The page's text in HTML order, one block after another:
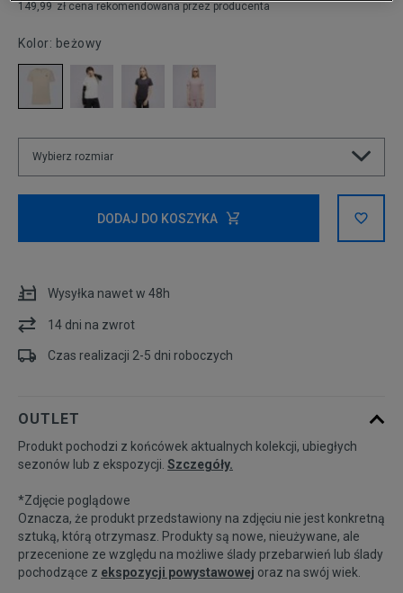
149,99 zł cena rekomendowana przez producenta
Kolor: beżowy
Wybierz rozmiar
L
DODAJ DO KOSZYKA
Wysyłka nawet w 48h
14 dni na zwrot
Czas realizacji 2-5 dni roboczych
OUTLET
Produkt pochodzi z końcówek aktualnych kolekcji, ubiegłych
sezonów lub z ekspozycji. Szczegóły.
*Zdjęcie poglądowe
Oznacza, że produkt przedstawiony na zdjęciu nie jest konkretną
sztuką, którą otrzymasz. Produkty są nowe, nieużywane, ale
przecenione ze względu na możliwe ślady przebarwień lub ślady
pochodzące z ekspozycji powystawowej oraz na swój wiek.